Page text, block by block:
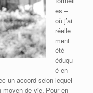
es –
où j’ai
réelle
ment
été
éduqu
é en
un accord selon lequel
moyen de vie. Pour en